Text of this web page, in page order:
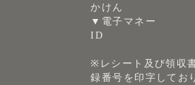
かけん
▼電子マネー
ID
※レシート及び領収
録番号を印字してお